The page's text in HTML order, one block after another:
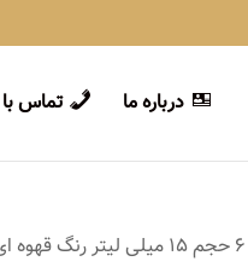
درباره ما تماس با